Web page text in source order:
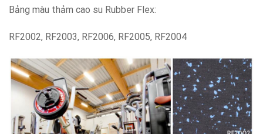
Bảng màu thảm cao su Rubber Flex:
RF2002, RF2003, RF2006, RF2005, RF2004